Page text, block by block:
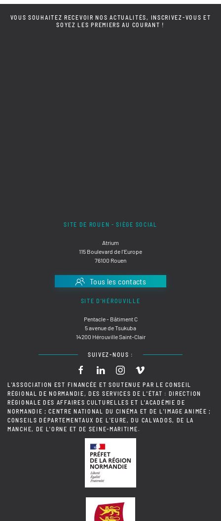
VOUS SOUHAITEZ RECEVOIR NOS ACTUALITÉS, INSCRIVEZ-VOUS ET
SOYEZ LES PREMIERS AU COURANT !
SITE DE ROUEN - SIÈGE SOCIAL
Atrium
115 Boulevard de l'Europe
76100 Rouen
Tous les contacts
SITE D'HÉROUVILLE
Pentacle - Bâtiment C
5 avenue de Tsukuba
14200 Hérouville Saint-Clair
SUIVEZ-NOUS :
L'ASSOCIATION EST FINANCÉE ET SOUTENUE PAR LE CONSEIL
RÉGIONAL DE NORMANDIE, DES SERVICES DE L'ÉTAT : DIRECTION
RÉGIONALE DES AFFAIRES CULTURELLES ET L'ACADÉMIE DE
NORMANDIE ; CENTRE NATIONAL DU CINÉMA ET DE L'IMAGE ANIMÉE ;
CONSEILS DÉPARTEMENTAUX DE L'EURE, DU CALVADOS, DE LA
MANCHE, DE L'ORNE ET DE SEINE-MARITIME.